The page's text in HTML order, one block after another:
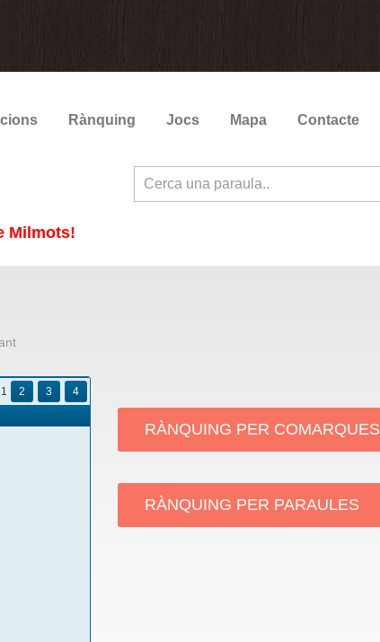
Rànquing Jocs Mapa Contacte
Milmots!
1 2 3 4